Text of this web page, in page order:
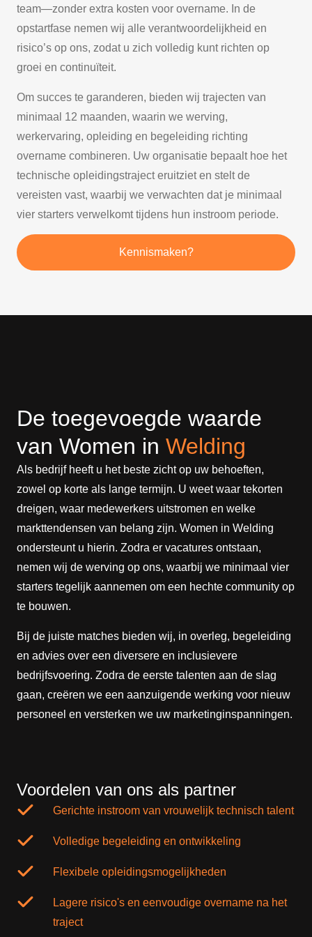
team—zonder extra kosten voor overname. In de
opstartfase nemen wij alle verantwoordelijkheid en
risico’s op ons, zodat u zich volledig kunt richten op
groei en continuïteit.
Om succes te garanderen, bieden wij trajecten van
minimaal 12 maanden, waarin we werving,
werkervaring, opleiding en begeleiding richting
overname combineren. Uw organisatie bepaalt hoe het
technische opleidingstraject eruitziet en stelt de
vereisten vast, waarbij we verwachten dat je minimaal
vier starters verwelkomt tijdens hun instroom periode.
Kennismaken?
De toegevoegde waarde
van Women in Welding
Als bedrijf heeft u het beste zicht op uw behoeften,
zowel op korte als lange termijn. U weet waar tekorten
dreigen, waar medewerkers uitstromen en welke
markttendensen van belang zijn. Women in Welding
ondersteunt u hierin. Zodra er vacatures ontstaan,
nemen wij de werving op ons, waarbij we minimaal vier
starters tegelijk aannemen om een hechte community op
te bouwen.
Bij de juiste matches bieden wij, in overleg, begeleiding
en advies over een diversere en inclusievere
bedrijfsvoering. Zodra de eerste talenten aan de slag
gaan, creëren we een aanzuigende werking voor nieuw
personeel en versterken we uw marketinginspanningen.
Voordelen van ons als partner
Gerichte instroom van vrouwelijk technisch talent
Volledige begeleiding en ontwikkeling
Flexibele opleidingsmogelijkheden
Lagere risico's en eenvoudige overname na het
traject